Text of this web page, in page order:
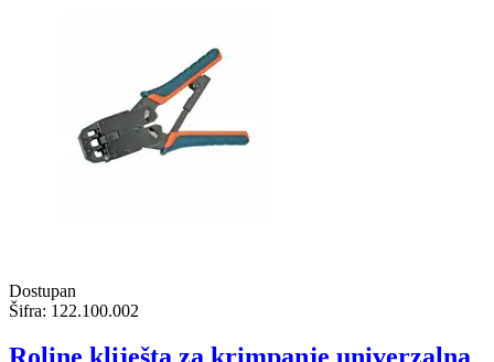
Dostupan
Šifra: 122.100.002